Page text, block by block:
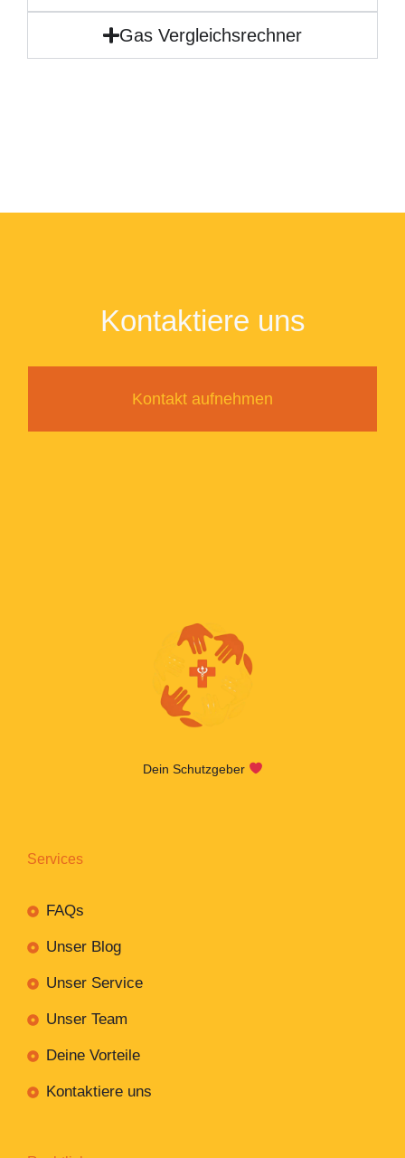
Gas Vergleichsrechner
Kontaktiere uns
Kontakt aufnehmen
Dein Schutzgeber
Services
FAQs
Unser Blog
Unser Service
Unser Team
Deine Vorteile
Kontaktiere uns